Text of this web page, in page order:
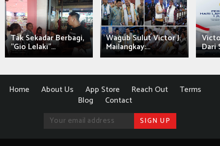
Tak Sekadar Berbagi,
"Gio Lelaki"...
Wagub Sulut Victor J.
Mailangkay:... Dari
Home About Us App Store Reach Out
Terms
Blog
Contact